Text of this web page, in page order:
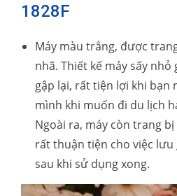
1828F
Máy màu trắng, được
nhã. Thiết kế máy sấy
gập lại, rất tiện lợi khi bạn
mình khi muốn đi du lịch
Ngoài ra, máy còn trang
rất thuận tiện cho việc
sau khi sử dụng xong.